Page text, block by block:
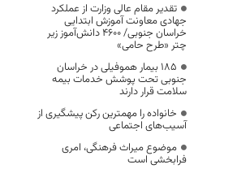
تقدیر مقام عالی وزارت از عملکرد
جهادی معاونت آموزش ابتدایی
خراسان جنوبی/ ۴۶۰۰ دانش‌آموز زیر
چتر «طرح حامی»
۱۸۵ بیمار هموفیلی در خراسان
جنوبی تحت پوشش خدمات بیمه
سلامت قرار دارند
خانواده را مهمترین رکن پیشگیری از
آسیب‌های اجتماعی
موضوع میراث فرهنگی، امری
فرابخشی است